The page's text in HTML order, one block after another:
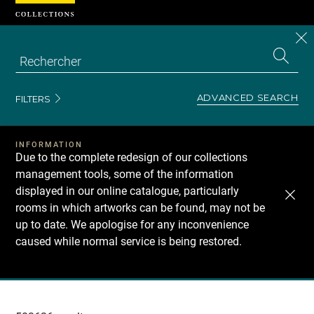
FILTERS ADVANCED SEARCH
INFORMATION
Due to the complete redesign of our collections
management tools, some of the information
displayed in our online catalogue, particularly
rooms in which artworks can be found, may not be
up to date. We apologise for any inconvenience
caused while normal service is being restored.
Recherche
Cookies management panel